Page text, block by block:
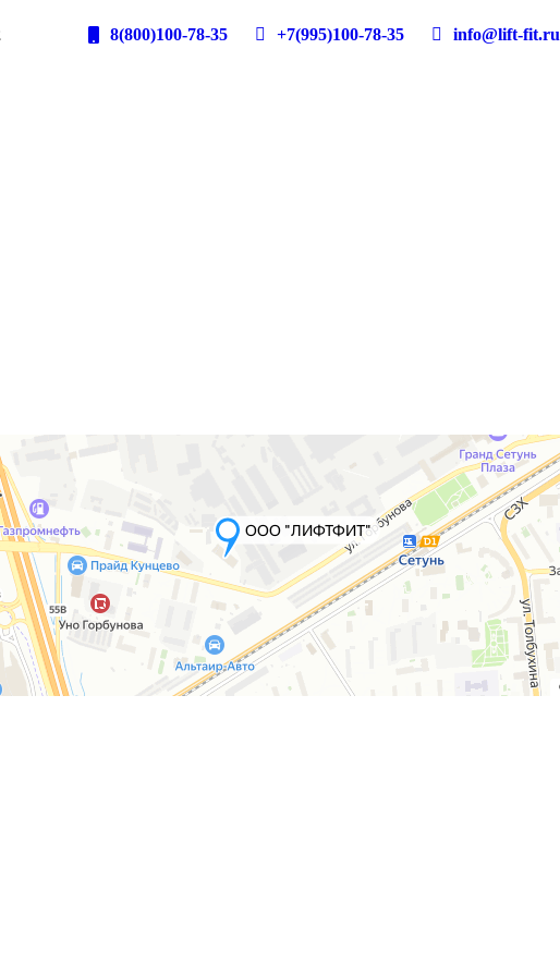
8(800)100-78-35 +7(995)100-78-35 info@lift-fit.ru